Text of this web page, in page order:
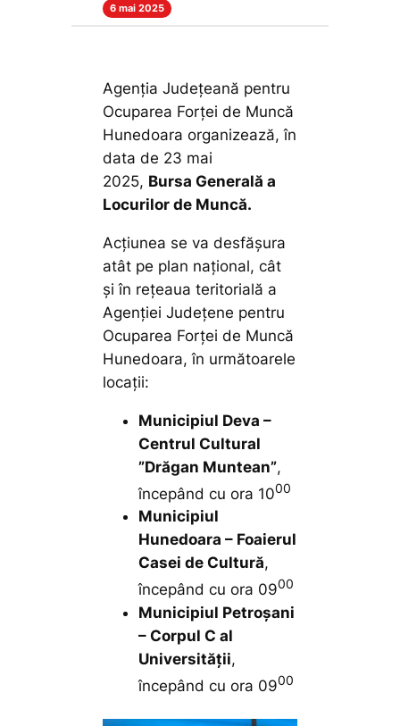
6 mai 2025
Agenţia Judeţeană pentru
Ocuparea Forţei de Muncă
Hunedoara organizează, în
data de 23 mai
2025, Bursa Generală a
Locurilor de Muncă.
Acţiunea se va desfăşura
atât pe plan naţional, cât
şi în reţeaua teritorială a
Agenţiei Judeţene pentru
Ocuparea Forţei de Muncă
Hunedoara, în următoarele
locații:
Municipiul Deva –
Centrul Cultural
”Drăgan Muntean”,
începând cu ora 1000
Municipiul
Hunedoara – Foaierul
Casei de Cultură,
începând cu ora 0900
Municipiul Petroșani
– Corpul C al
Universității,
începând cu ora 0900